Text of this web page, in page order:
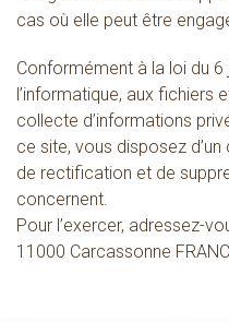
cas où elle peut être
Conformément à la loi du
l’informatique, aux fichiers
collecte d’informations
ce site, vous disposez
de rectification et de
concernent.
Pour l’exercer, adressez-
11000 Carcassonne